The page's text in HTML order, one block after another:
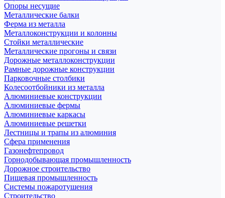
Опоры несущие
Металлические балки
Ферма из металла
Металлоконструкции и колонны
Стойки металлические
Металлические прогоны и связи
Дорожные металлоконструкции
Рамные дорожные конструкции
Парковочные столбики
Колесоотбойники из металла
Алюминиевые конструкции
Алюминиевые фермы
Алюминиевые каркасы
Алюминиевые решетки
Лестницы и трапы из алюминия
Сфера применения
Газонефтепровод
Горнодобывающая промышленность
Дорожное строительство
Пищевая промышленность
Системы пожаротушения
Строительство